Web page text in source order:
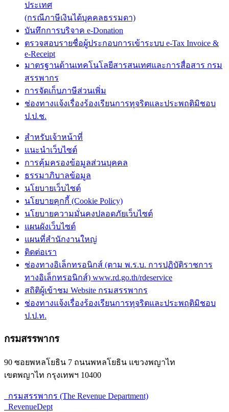
ประเทศ
(กรณีภาษีเงินได้บุคคลธรรมดา)
บันทึกการบริจาค e-Donation
ตรวจสอบรายชื่อผู้ประกอบการเข้าระบบ e-Tax Invoice &
e-Receipt
มาตรฐานด้านเทคโนโลยีสารสนเทศและการสื่อสาร กรม
สรรพากร
การจัดเก็บภาษีส่วนเพิ่ม
ช่องทางแจ้งเรื่องร้องเรียนการทุจริตและประพฤติมิชอบ
ป.ป.ช.
สำหรับเจ้าหน้าที่
แนะนำเว็บไซต์
การคุ้มครองข้อมูลส่วนบุคคล
ธรรมาภิบาลข้อมูล
นโยบายเว็บไซต์
นโยบายคุกกี้ (Cookie Policy)
นโยบายความมั่นคงปลอดภัยเว็บไซต์
แผนผังเว็บไซต์
แผนที่สำนักงานใหญ่
ติดต่อเรา
ช่องทางอิเล็กทรอนิกส์ (ตาม พ.ร.บ. การปฏิบัติราชการ
ทางอิเล็กทรอนิกส์) www.rd.go.th/rdeservice
สถิติผู้เข้าชม Website กรมสรรพากร
ช่องทางแจ้งเรื่องร้องเรียนการทุจริตและประพฤติมิชอบ
ป.ป.ท.
กรมสรรพากร
90 ซอยพหลโยธิน 7 ถนนพหลโยธิน แขวงพญาไท
เขตพญาไท กรุงเทพฯ 10400
กรมสรรพากร (The Revenue Department)
RevenueDept